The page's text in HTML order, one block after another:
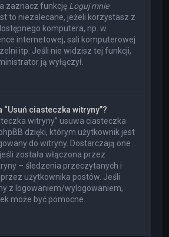
zaznacz funkcję Loguj mnie
to niezalecane, jeżeli korzystasz z
komputera, np. w
internetowej, sali komputerowej
itp. Jeśli nie widzisz tej funkcji,
ją wyłączył.
“Usuń ciasteczka witryny”?
witryny” usuwa ciasteczka
dzięki, którym użytkownik jest
do witryny. Dostarczają one
została włączona przez
– śledzenia przeczytanych i
użytkownika postów. Jeśli
z logowaniem/wylogowaniem,
może być pomocne.